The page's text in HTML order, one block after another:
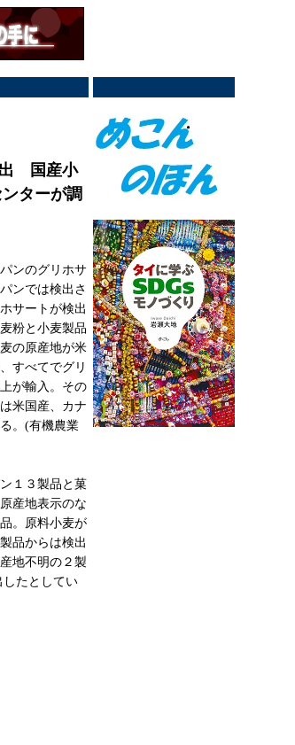
出 国産小
ターが調
ンのグリホサ
ンでは検出さ
サートが検出
粉と小麦製品
の原産地が米
すべてでグリ
が輸入。その
米国産、カナ
。(有機農業
１３製品と菓
産地表示のな
。原料小麦が
品からは検出
地不明の２製
たとしてい